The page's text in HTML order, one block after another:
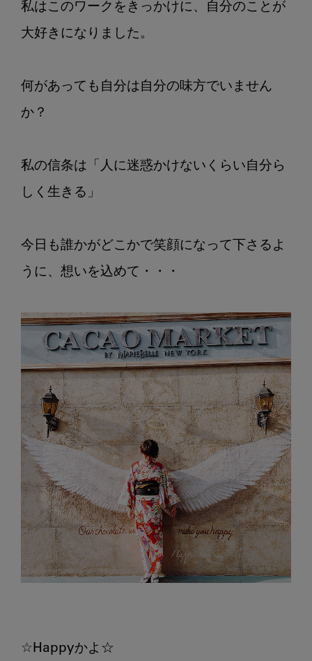
私はこのワークをきっかけに、自分のことが
大好きになりました。
何があっても自分は自分の味方でいません
か？
私の信条は「人に迷惑かけないくらい自分ら
しく生きる」
今日も誰かがどこかで笑顔になって下さるよ
うに、想いを込めて・・・
☆Happyかよ☆